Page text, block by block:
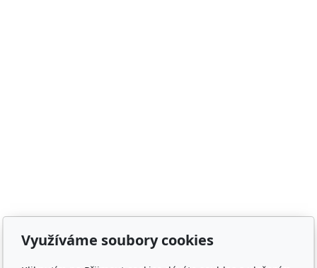
tácky, pohádkové tácky, pivní tácky, sběratelské tácky,
sběratelské známky, turistické známky, třídní sraz, sraz
Využíváme soubory cookies